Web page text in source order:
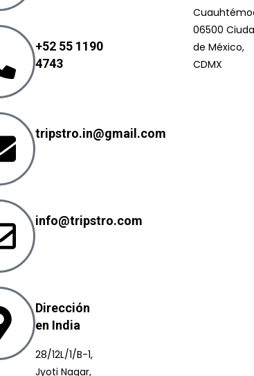
+52 55 1190
4743
tripstro.in@gmail.com
info@tripstro.com
Dirección
en India
28/12L/1/B-1,
Jyoti Nagar,
06500
de México,
CDMX